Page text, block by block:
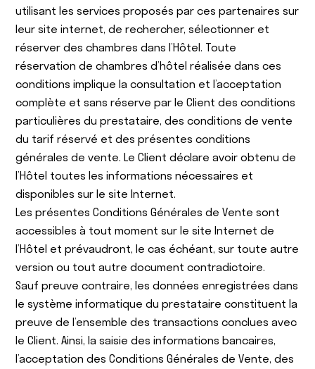
utilisant les services proposés par ces partenaires sur
leur site internet, de rechercher, sélectionner et
réserver des chambres dans l’Hôtel. Toute
réservation de chambres d’hôtel réalisée dans ces
conditions implique la consultation et l’acceptation
complète et sans réserve par le Client des conditions
particulières du prestataire, des conditions de vente
du tarif réservé et des présentes conditions
générales de vente. Le Client déclare avoir obtenu de
l’Hôtel toutes les informations nécessaires et
disponibles sur le site Internet.
Les présentes Conditions Générales de Vente sont
accessibles à tout moment sur le site Internet de
l’Hôtel et prévaudront, le cas échéant, sur toute autre
version ou tout autre document contradictoire.
Sauf preuve contraire, les données enregistrées dans
le système informatique du prestataire constituent la
preuve de l’ensemble des transactions conclues avec
le Client. Ainsi, la saisie des informations bancaires,
l’acceptation des Conditions Générales de Vente, des